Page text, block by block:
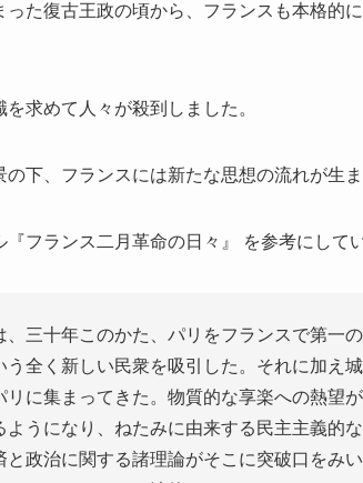
った復古王政の頃から、フランスも本格的
求めて人々が殺到しました。
の下、フランスには新たな思想の流れが生ま
フランス二月革命の日々』 を参考にして
、三十年このかた、パリをフランスで第一
う全く新しい民衆を吸引した。それに加え
リに集まってきた。物質的な享楽への熱望
ようになり、ねたみに由来する民主主義的
と政治に関する諸理論がそこに突破口をみ